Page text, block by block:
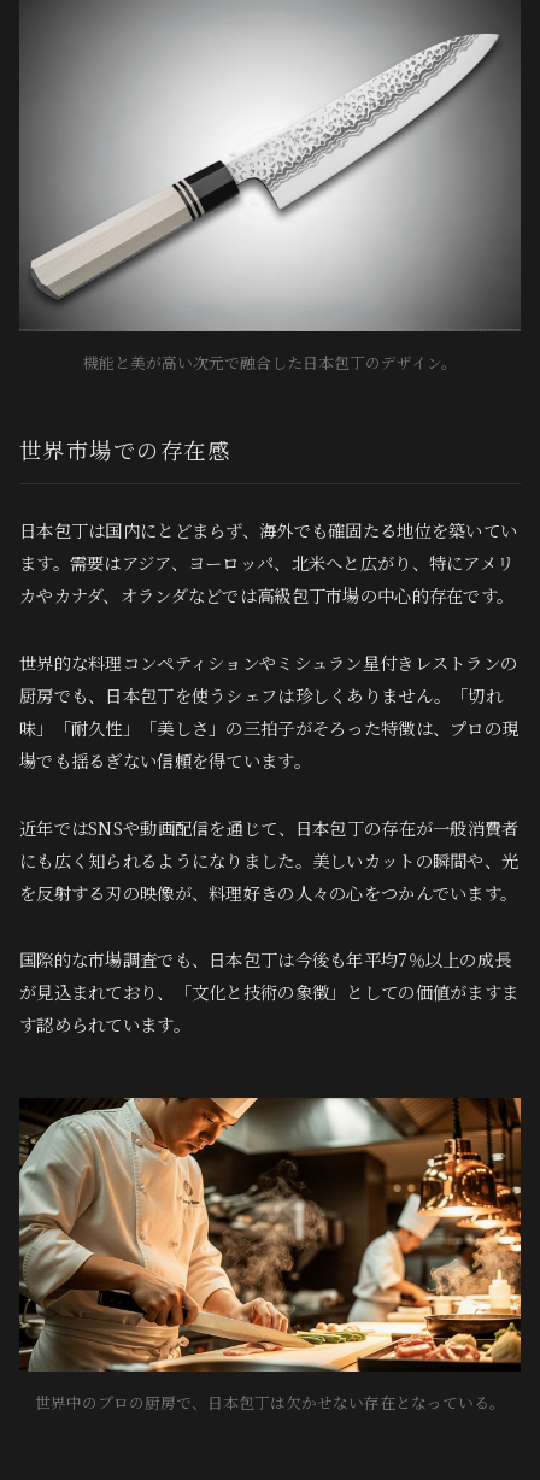
機能と美が高い次元で融合した日本包丁のデザイン。
世界市場での存在感
日本包丁は国内にとどまらず、海外でも確固たる地位を築いてい
ます。需要はアジア、ヨーロッパ、北米へと広がり、特にアメリ
カやカナダ、オランダなどでは高級包丁市場の中心的存在です。
世界的な料理コンペティションやミシュラン星付きレストランの
厨房でも、日本包丁を使うシェフは珍しくありません。「切れ
味」「耐久性」「美しさ」の三拍子がそろった特徴は、プロの現
場でも揺るぎない信頼を得ています。
近年ではSNSや動画配信を通じて、日本包丁の存在が一般消費者
にも広く知られるようになりました。美しいカットの瞬間や、光
を反射する刃の映像が、料理好きの人々の心をつかんでいます。
国際的な市場調査でも、日本包丁は今後も年平均7％以上の成長
が見込まれており、「文化と技術の象徴」としての価値がますま
す認められています。
世界中のプロの厨房で、日本包丁は欠かせない存在となっている。